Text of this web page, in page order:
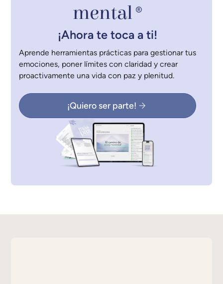
mental ®
¡Ahora te toca a ti!
Aprende herramientas prácticas para gestionar tus
emociones, poner límites con claridad y crear
proactivamente una vida con paz y plenitud.
¡Quiero ser parte!